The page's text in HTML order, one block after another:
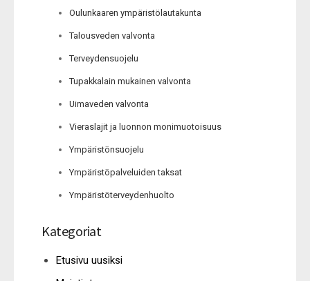
Oulunkaaren ympäristölautakunta
Talousveden valvonta
Terveydensuojelu
Tupakkalain mukainen valvonta
Uimaveden valvonta
Vieraslajit ja luonnon monimuotoisuus
Ympäristönsuojelu
Ympäristöpalveluiden taksat
Ympäristöterveydenhuolto
Kategoriat
Etusivu uusiksi